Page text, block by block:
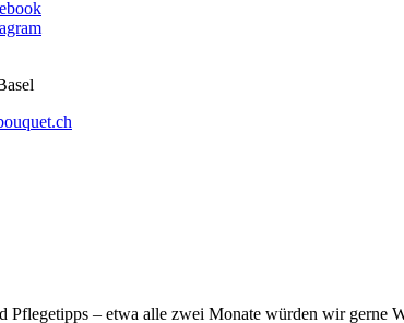
Pflegetipps – etwa alle zwei Monate würden wir gerne